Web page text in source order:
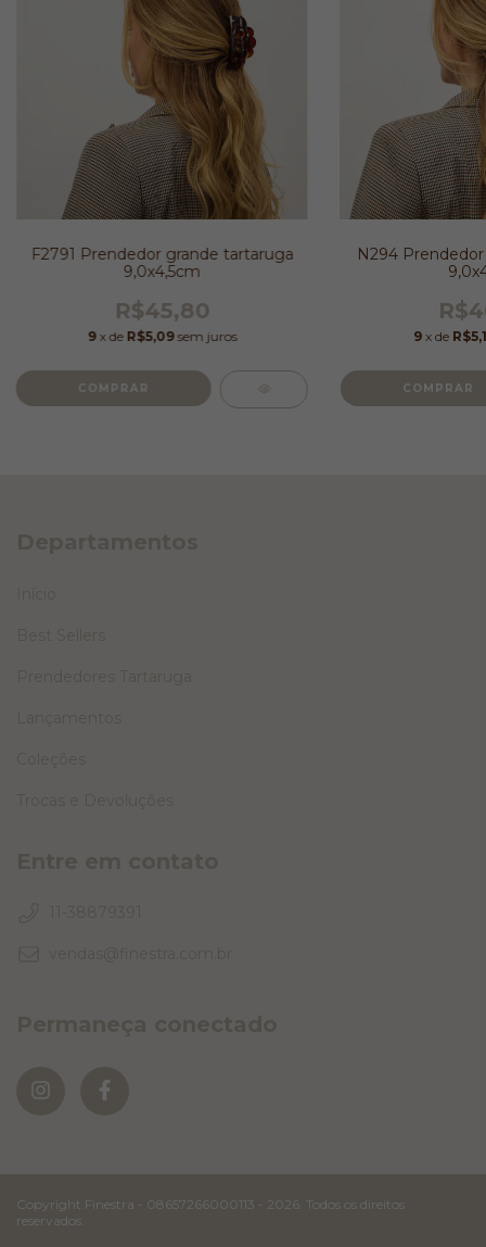
F2791 Prendedor grande tartaruga
9,0x4,5cm
R$45,80
9 x de R$5,09 sem juros
N294
9 x de
Copyright Finestra - 08657266000113 - 2026. Todos os direitos
reservados.